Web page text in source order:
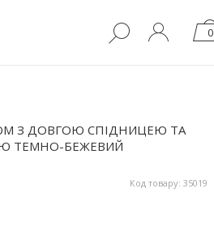
0
З ДОВГОЮ СПІДНИЦЕЮ ТА
ТЕМНО-БЕЖЕВИЙ
Код товару: 35019